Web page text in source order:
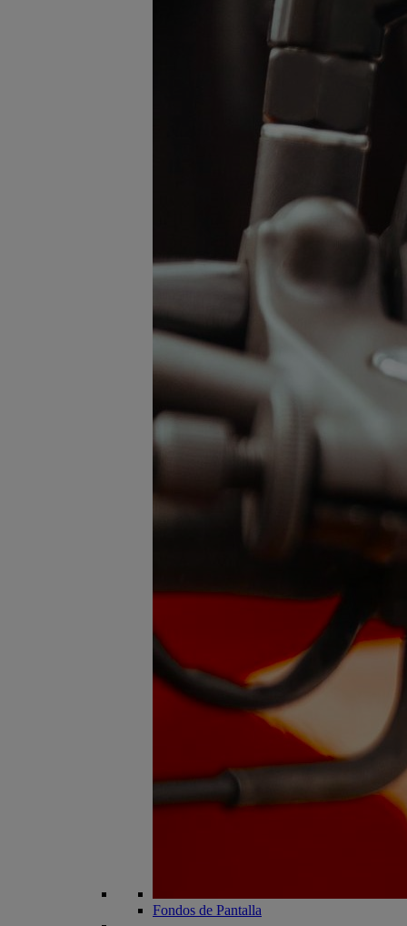
Fondos de Pantalla